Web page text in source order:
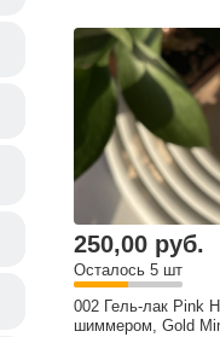
250,00 руб.
Осталось 5 шт
002 Гель-лак Pink
шиммером, Gold